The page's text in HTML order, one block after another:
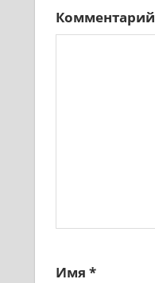
Комментарий
Имя *